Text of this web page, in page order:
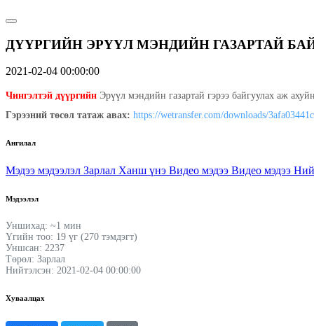
ДҮҮРГИЙН ЭРҮҮЛ МЭНДИЙН ГАЗАРТАЙ
2021-02-04 00:00:00
Чингэлтэй дүүргийн Эрүүл мэндийн газартай гэрээ байгуулах аж
Гэрээний төсөл татаж авах: https://wetransfer.com/downloads/
Ангилал
Мэдээ мэдээлэл Зарлал Ханш үнэ Видео мэдээ Видео мэдээ
Мэдээлэл
Уншихад: ~1 мин
Үгийн тоо: 19 үг (270 тэмдэгт)
Уншсан: 2237
Төрөл: Зарлал
Нийтэлсэн: 2021-02-04 00:00:00
Хуваалцах